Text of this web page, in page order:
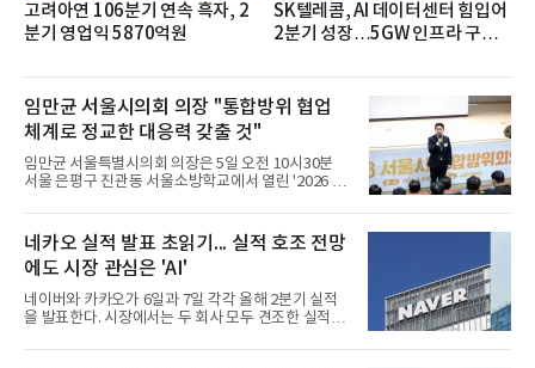
고려아연 106분기 연속 흑자, 2
분기 영업익 5870억원
SK텔레콤, AI 데이터센터 힘입어
2분기 성장…5GW 인프라 구축
임만균 서울시의회 의장 "통합방위 협업
체계로 정교한 대응력 갖출 것"
임만균 서울특별시의회 의장은 5일 오전 10시30분
서울 은평구 진관동 서울소방학교에서 열린 '2026 서
네카오 실적 발표 초읽기... 실적 호조 전망
에도 시장 관심은 'AI'
네이버와 카카오가 6일과 7일 각각 올해 2분기 실적
을 발표한다. 시장에서는 두 회사 모두 견조한 실적을